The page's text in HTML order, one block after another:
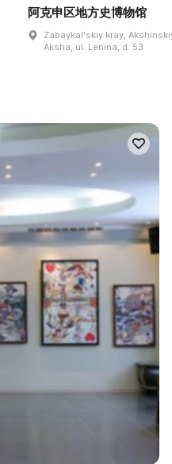
阿克申区地方史博物馆
Zabaykalʹskiy kray,
Aksha, ul. Lenina, d. 53